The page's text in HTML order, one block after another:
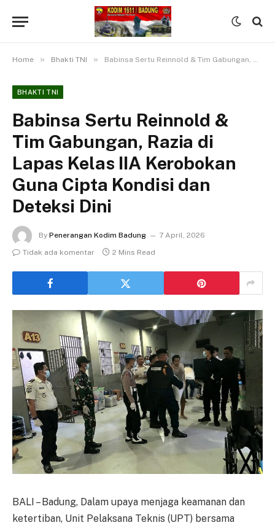
Home » Bhakti TNI » Babinsa Sertu Reinnold & Tim Gabungan, Razia di Lapas Kelas IIA Kerobokan Guna Cipta Kondisi dan Deteksi Dini
BHAKTI TNI
Babinsa Sertu Reinnold &
Tim Gabungan, Razia di
Lapas Kelas IIA Kerobokan
Guna Cipta Kondisi dan
Deteksi Dini
By Penerangan Kodim Badung
7 April, 2026
Tidak ada komentar
2 Mins Read
BALI – Badung, Dalam upaya menjaga keamanan dan
ketertiban, Unit Pelaksana Teknis (UPT) bersama